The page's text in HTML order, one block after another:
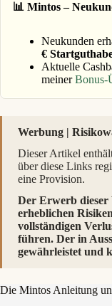
📊 Mintos –
Neukunden
€
Aktuelle
meinerBonus-
Werbung |
Dieser Artikel
über diese Links
eine Provision.
Der Erwerb dieser
erheblichen
vollständigen
führen. Der in
gewährleistet und
Die Mintos Anleitung